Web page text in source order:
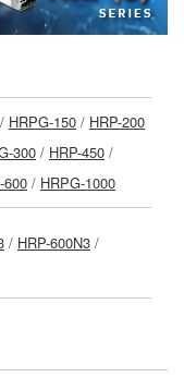
/ HRPG-150 / HRP-200
300 / HRP-450 /
600 / HRPG-1000
/ HRP-600N3 /